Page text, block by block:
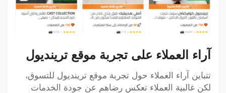
آراء العملاء على تجربة موقع ترينديول
تتباين آراء العملاء حول تجربة موقع ترينديول للتسوق،
لكن غالبية العملاء تعكس رضاهم عن جودة الخدمات